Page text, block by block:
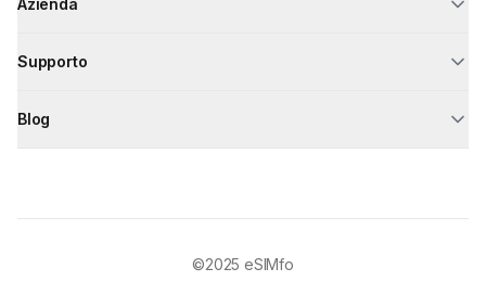
Azienda
Supporto
Blog
©2025 eSIMfo